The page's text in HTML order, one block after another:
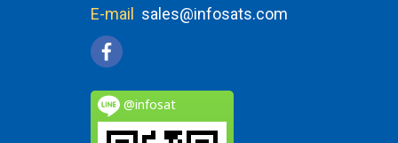
E-mail sales@infosats.com
@infosat